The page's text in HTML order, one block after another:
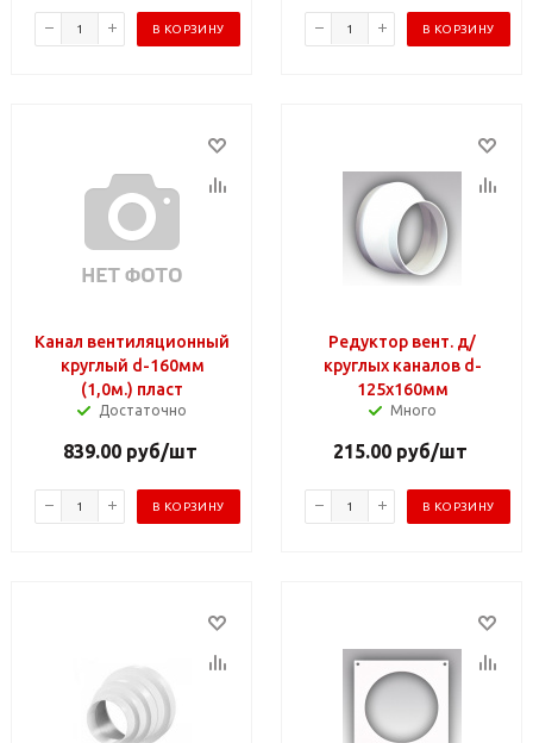
В КОРЗИНУ В КОРЗИНУ
Канал вентиляционный
круглый d-160мм
(1,0м.) пласт
Достаточно
839.00руб/шт
В КОРЗИНУ
Редуктор вент. д/
круглых каналов d-
125х160мм
Много
215.00руб/шт
В КОРЗИНУ